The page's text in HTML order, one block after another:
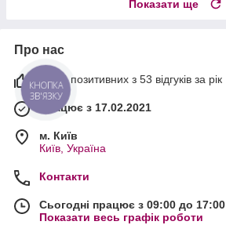
Показати ще
Про нас
100% позитивних з 53 відгуків за рік
Працює з 17.02.2021
м. Київ
Київ, Україна
Контакти
Сьогодні працює з 09:00 до 17:00
Показати весь графік роботи
КНОПКА
ЗВ'ЯЗКУ